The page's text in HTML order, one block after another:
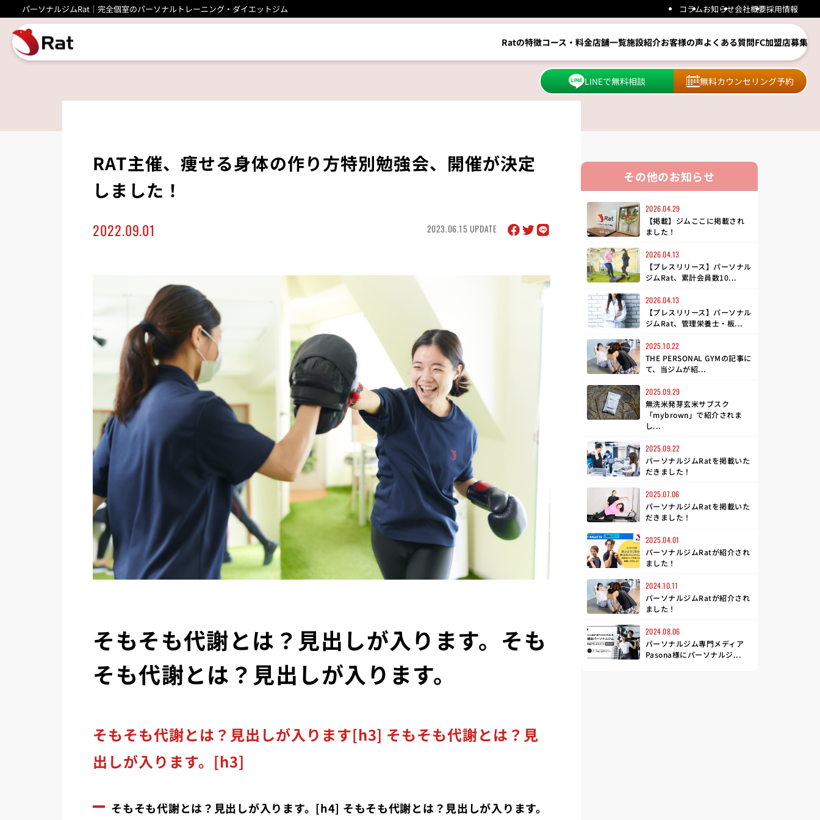
パーソナルジムRat｜完全個室のパーソナルトレーニング・ダイエットジム コラムお知らせ会社概要採用情報
Ratの特徴コース・料金店舗一覧施設紹介お客様の声よくある質問FC加盟店募集
LINEで無料相談 無料カウンセリング予約
RAT主催、痩せる身体の作り方特別勉強会、開催が決定
しました！
2022.09.01 2023.06.15 UPDATE
そもそも代謝とは？見出しが入ります。そも
そも代謝とは？見出しが入ります。
そもそも代謝とは？見出しが入ります[h3] そもそも代謝とは？見
出しが入ります。[h3]
そもそも代謝とは？見出しが入ります。[h4] そもそも代謝とは？見出しが入ります。
その他のお知らせ
2026.04.29
【掲載】ジムここに掲載され
ました！
2026.04.13
【プレスリリース】パーソナル
ジムRat、累計会員数10...
2026.04.13
【プレスリリース】パーソナル
ジムRat、管理栄養士・板...
2025.10.22
THE PERSONAL GYMの記事に
て、当ジムが紹...
2025.09.29
無洗米発芽玄米サブスク
「mybrown」で紹介されま
し...
2025.09.22
パーソナルジムRatを掲載いた
だきました！
2025.07.06
パーソナルジムRatを掲載いた
だきました！
2025.04.01
パーソナルジムRatが紹介され
ました！
2024.10.11
パーソナルジムRatが紹介され
ました！
2024.08.06
パーソナルジム専門メディア
Pasona様にパーソナルジ...